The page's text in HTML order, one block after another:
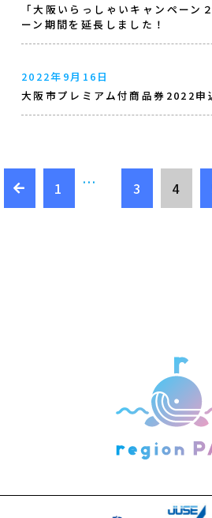
「大阪いらっしゃいキャンペーン
ーン期間を延長しました！
2022年9月16日
大阪市プレミアム付商品券2022申
1
...
3 4